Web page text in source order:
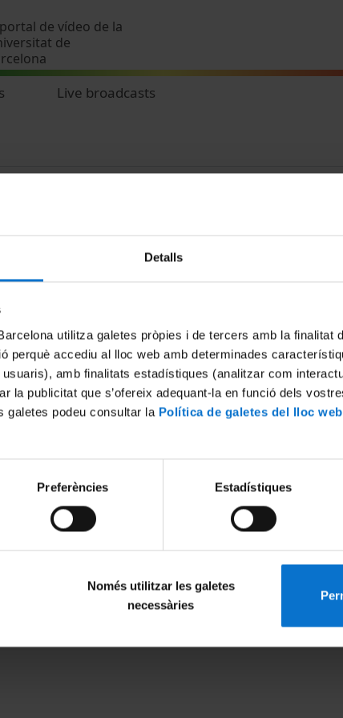
Detalls
utilitza galetes pròpies i de tercers amb la finalitat
perquè accediu al lloc web amb determinades
amb finalitats estadístiques (analitzar com
la publicitat que s’ofereix adequant-la en funció dels
galetes podeu consultar la Política de galetes del lloc
Preferències Estadístiques
Només utilitzar les galetes
necessàries
de vídeo de la
de
Live broadcasts
Cookies
Terms and